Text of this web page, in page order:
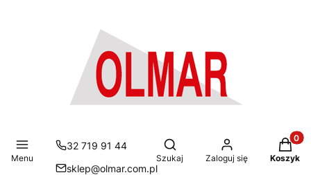
Menu
32 719 91 44
sklep@olmar.com.pl
Otwórz wyszukiwarkę
Szukaj Zaloguj się Koszyk